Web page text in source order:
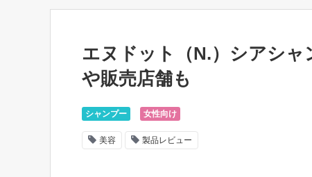
エヌドット（N.）シアシ
や販売店舗も
シャンプー 女性向け
美容 製品レビュー